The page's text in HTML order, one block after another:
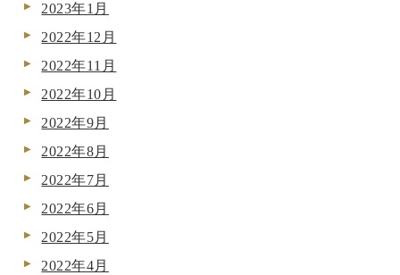
2023年1月
2022年12月
2022年11月
2022年10月
2022年9月
2022年8月
2022年7月
2022年6月
2022年5月
2022年4月